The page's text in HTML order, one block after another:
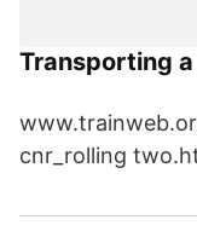
Transporting
cnr_rolling